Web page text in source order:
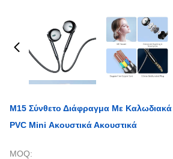
M15 Σύνθετο Διάφραγμα Με Καλωδιακά
PVC Mini Ακουστικά Ακουστικά
MOQ: